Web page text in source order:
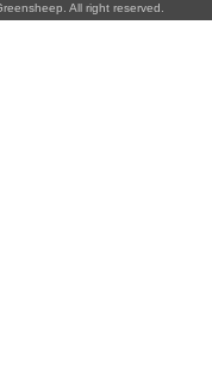
All right reserved.